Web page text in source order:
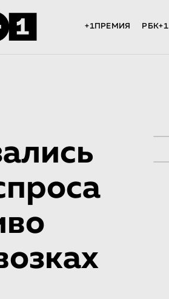
+1ПРЕМИЯ РБК+1